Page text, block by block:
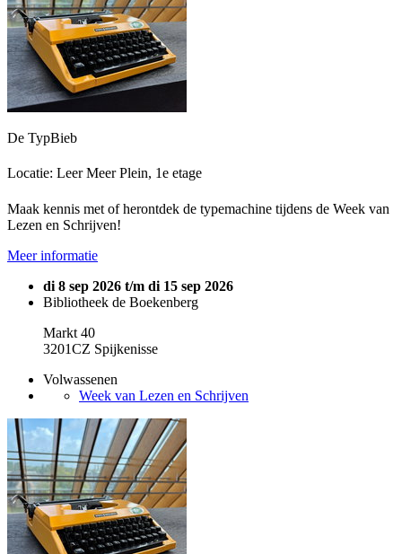
De TypBieb
Locatie: Leer Meer Plein, 1e etage
Maak kennis met of herontdek de typemachine tijdens de Week van
Lezen en Schrijven!
Meer informatie
di 8 sep 2026 t/m di 15 sep 2026
Bibliotheek de Boekenberg
Markt 40
3201CZ Spijkenisse
Volwassenen
Week van Lezen en Schrijven